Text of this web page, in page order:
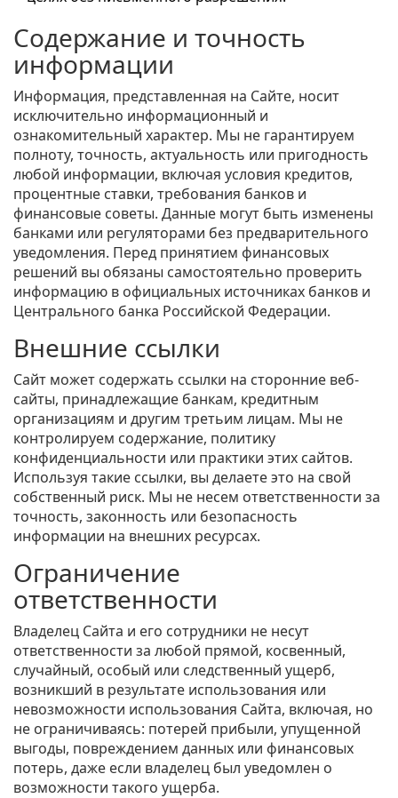
Содержание и точность
информации
Информация, представленная на Сайте, носит
исключительно информационный и
ознакомительный характер. Мы не гарантируем
полноту, точность, актуальность или пригодность
любой информации, включая условия кредитов,
процентные ставки, требования банков и
финансовые советы. Данные могут быть изменены
банками или регуляторами без предварительного
уведомления. Перед принятием финансовых
решений вы обязаны самостоятельно проверить
информацию в официальных источниках банков и
Центрального банка Российской Федерации.
Внешние ссылки
Сайт может содержать ссылки на сторонние веб-
сайты, принадлежащие банкам, кредитным
организациям и другим третьим лицам. Мы не
контролируем содержание, политику
конфиденциальности или практики этих сайтов.
Используя такие ссылки, вы делаете это на свой
собственный риск. Мы не несем ответственности за
точность, законность или безопасность
информации на внешних ресурсах.
Ограничение
ответственности
Владелец Сайта и его сотрудники не несут
ответственности за любой прямой, косвенный,
случайный, особый или следственный ущерб,
возникший в результате использования или
невозможности использования Сайта, включая, но
не ограничиваясь: потерей прибыли, упущенной
выгоды, повреждением данных или финансовых
потерь, даже если владелец был уведомлен о
возможности такого ущерба.